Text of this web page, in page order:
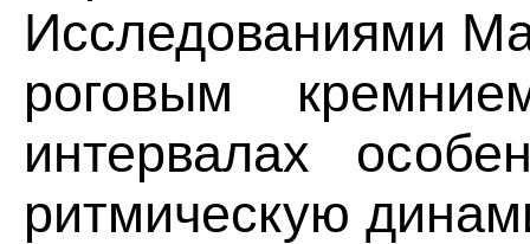
Исследованиями
роговым
интервалах
ритмическую